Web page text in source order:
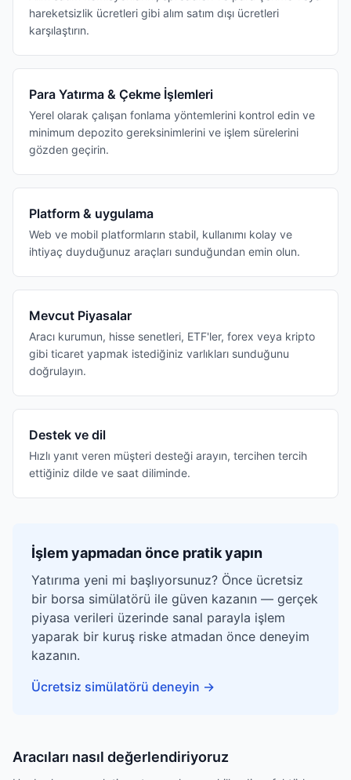
hareketsizlik ücretleri gibi alım satım dışı ücretleri
karşılaştırın.
Para Yatırma & Çekme İşlemleri
Yerel olarak çalışan fonlama yöntemlerini kontrol edin ve
minimum depozito gereksinimlerini ve işlem sürelerini
gözden geçirin.
Platform & uygulama
Web ve mobil platformların stabil, kullanımı kolay ve
ihtiyaç duyduğunuz araçları sunduğundan emin olun.
Mevcut Piyasalar
Aracı kurumun, hisse senetleri, ETF'ler, forex veya kripto
gibi ticaret yapmak istediğiniz varlıkları sunduğunu
doğrulayın.
Destek ve dil
Hızlı yanıt veren müşteri desteği arayın, tercihen tercih
ettiğiniz dilde ve saat diliminde.
İşlem yapmadan önce pratik yapın
Yatırıma yeni mi başlıyorsunuz? Önce ücretsiz
bir borsa simülatörü ile güven kazanın — gerçek
piyasa verileri üzerinde sanal parayla işlem
yaparak bir kuruş riske atmadan önce deneyim
kazanın.
Ücretsiz simülatörü deneyin →
Aracıları nasıl değerlendiriyoruz